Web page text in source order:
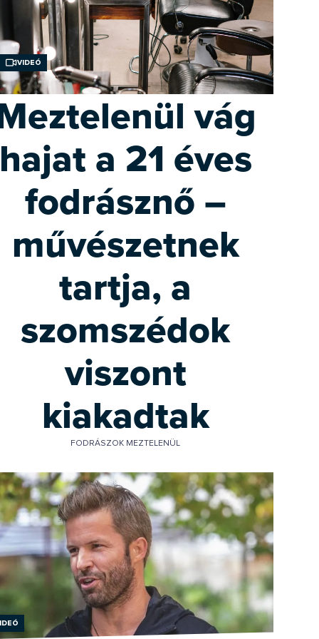
Videó
vág
a 21 éves
fodrásznő –
művészetnek
tartja, a
szomszédok
viszont
kiakadtak
FODRÁSZOK MEZTELENÜL